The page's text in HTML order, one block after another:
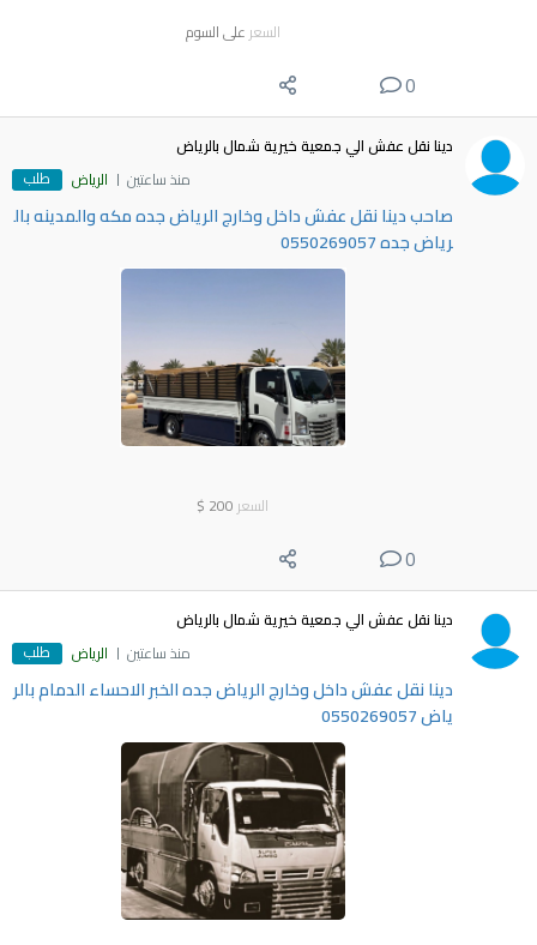
السعر على السوم
0
دينا نقل عفش الي جمعية خيرية شمال بالرياض
منذ ساعتين
الرياض طلب
صاحب دينا نقل عفش داخل وخارج الرياض جده مكه والمدينه بال
رياض جده 0550269057
السعر 200
$
0
دينا نقل عفش الي جمعية خيرية شمال بالرياض
منذ ساعتين
الرياض طلب
دينا نقل عفش داخل وخارج الرياض جده الخبر الاحساء الدمام بالر
ياض 0550269057